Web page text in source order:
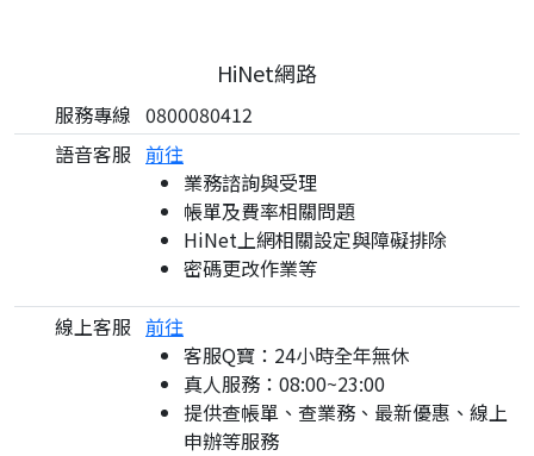
HiNet網路
服務專線 0800080412
語音客服 前往
業務諮詢與受理
帳單及費率相關問題
HiNet上網相關設定與障礙排除
密碼更改作業等
線上客服 前往
客服Q寶：24小時全年無休
真人服務：08:00~23:00
提供查帳單、查業務、最新優惠、線上
申辦等服務